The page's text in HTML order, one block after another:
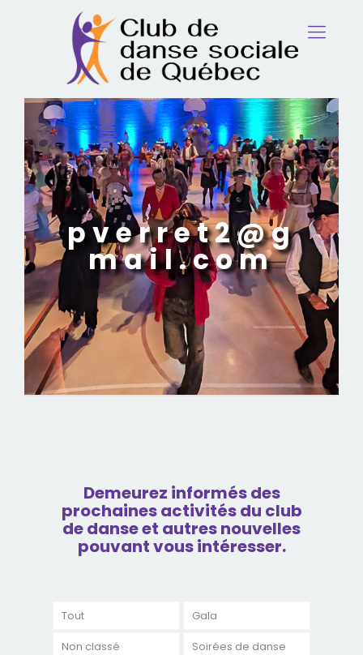
pverret2@g
mail.com
Demeurez informés des
prochaines activités du club
de danse et autres nouvelles
pouvant vous intéresser.
Tout Gala
Non classé Soirées de danse